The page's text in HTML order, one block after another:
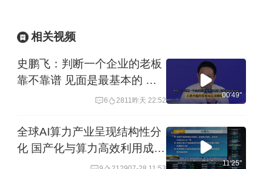
相关视频
史鹏飞：判断一个企业的老板
靠不靠谱 见面是最基本的 人
类大脑的经验AI无法拥有
6 2811昨天 22:52
00'49''
全球AI算力产业呈现结构性分
化 国产化与算力高效利用成为
11'25''